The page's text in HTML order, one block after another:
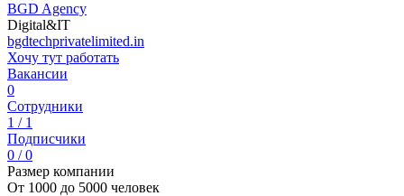
BGD Agency
Digital&IT
bgdtechprivatelimited.in
Хочу тут работать
Вакансии
0
Сотрудники
1 / 1
Подписчики
0 / 0
Размер компании
От 1000 до 5000 человек